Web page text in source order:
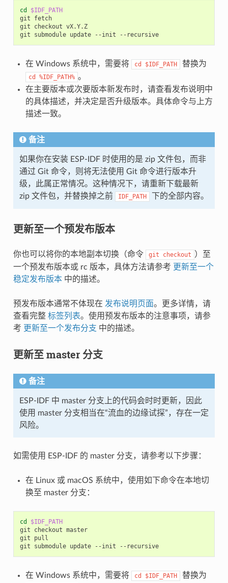
cd
$IDF_PATH
git
fetch
git
checkout vX.Y.Z
git
submodule update --init --recursive
在 Windows 系统中，需要将 cd $IDF_PATH 替换为
cd %IDF_PATH% 。
在主要版本或次要版本新发布时，请查看发布说明中
的具体描述，并决定是否升级版本。具体命令与上方
描述一致。
备注
如果你在安装 ESP-IDF 时使用的是 zip 文件包，而非
通过 Git 命令，则将无法使用 Git 命令进行版本升
级，此属正常情况。这种情况下，请重新下载最新
zip 文件包，并替换掉之前
IDF_PATH 下的全部内容。
更新至一个预发布版本
你也可以将你的本地副本切换（命令 git checkout
）至
一个预发布版本或 rc 版本，具体方法请参考 更新至一个
稳定发布版本中的描述。
预发布版本通常不体现在 发布说明页面。更多详情，请
查看完整 标签列表。使用预发布版本的注意事项，请参
考 更新至一个发布分支 中的描述。
更新至 master 分支
备注
ESP-IDF 中 master 分支上的代码会时时更新，因此
使用 master 分支相当在“流血的边缘试探”，存在一定
风险。
如需使用 ESP-IDF 的 master 分支，请参考以下步骤：
在 Linux 或 macOS 系统中，使用如下命令在本地切
换至 master 分支：
cd
$IDF_PATH
git
checkout master
git
pull
git
submodule update --init --recursive
在 Windows 系统中，需要将 cd $IDF_PATH 替换为